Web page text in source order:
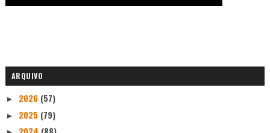
ARQUIVO
► 2026 (57)
► 2025 (79)